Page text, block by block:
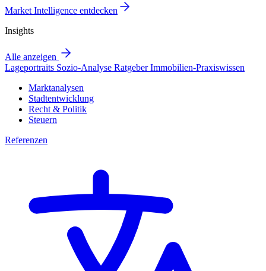
Market Intelligence entdecken
Insights
Alle anzeigen
Lageportraits Sozio-Analyse RatgeberImmobilien-Praxiswissen
Marktanalysen
Stadtentwicklung
Recht & Politik
Steuern
Referenzen